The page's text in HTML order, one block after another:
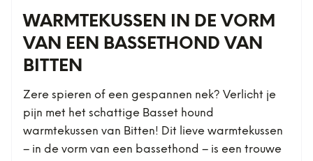
WARMTEKUSSEN IN DE VORM
VAN EEN BASSETHOND VAN
BITTEN
Zere spieren of een gespannen nek? Verlicht je
pijn met het schattige Basset hound
warmtekussen van Bitten! Dit lieve warmtekussen
– in de vorm van een bassethond – is een trouwe